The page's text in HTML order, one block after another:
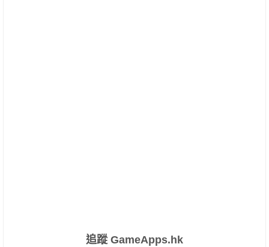
追蹤 GameApps.hk